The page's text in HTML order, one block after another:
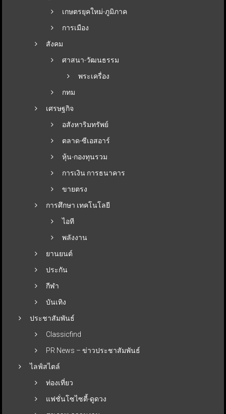
เกษตรยุคใหม่-ภูมิภาค
การเมือง
สังคม
ศาสนา-วัฒนธรรม
พระเครื่อง
กทม
เศรษฐกิจ
อสังหาริมทรัพย์
ตลาด-ซีเอสอาร์
หุ้น-กองทุนรวม
การเงิน การธนาคาร
ขายตรง
การศึกษา เทคโนโลยี
ไอที
พลังงาน
ยานยนต์
ประกัน
กีฬา
บันเทิง
ประชาสัมพันธ์
Classicfind
PR News – ข่าวประชาสัมพันธ์
ไลฟ์สไตล์
ท่องเที่ยว
แฟชั่นโซไซตี้-ดูดวง